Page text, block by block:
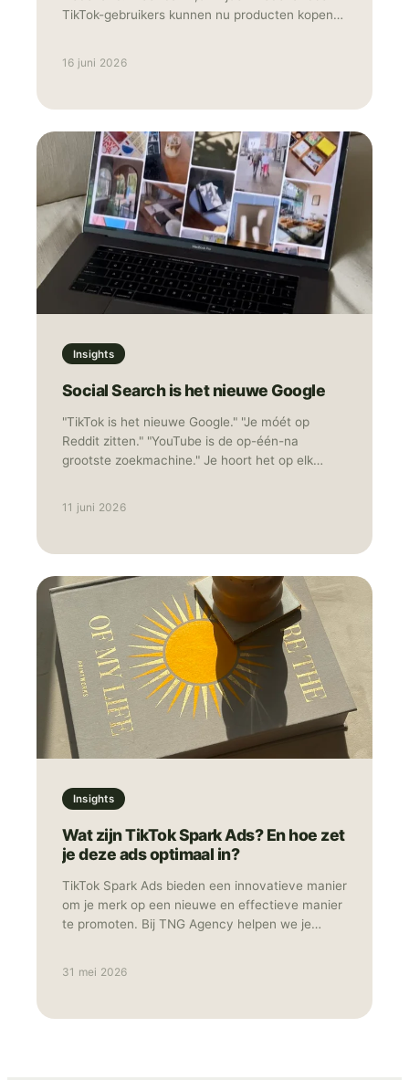
TikTok-gebruikers kunnen nu producten kopen
scherm. Tegelijk met Nederland lanceerde
Daarmee is het platform nu actief in negen
Europese landen. Social commerce, waarbij
winkelen en social media samenkomen in één
omgeving, is daarmee geen toekomstmuziek
meer, maar gewoon realiteit. In deze blog
leggen we uit hoe TikTok Shop werkt, wat de
kansen zijn voor Nederlandse merken en hoe je
als merk of marketeer snel kunt instappen.
16 juni 2026
Insights
Social Search is het nieuwe Google
"TikTok is het nieuwe Google." "Je móét op
Reddit zitten." "YouTube is de op-één-na
grootste zoekmachine." Je hoort het op elk
aanwezig zijn met middelmatige content die
TikTok advertising specialist ziet TNG dat 80%
van de "search everywhere" adviezen
simpelweg niet werken voor e-commerce
merken. Sterker nog: het is vaak de snelste weg
naar een verwaterd budget en een onzichtbaar
11 juni 2026
Insights
Wat zijn TikTok Spark Ads? En hoe zet
je deze ads optimaal in?
TikTok Spark Ads bieden een innovatieve manier
om je merk op een nieuwe en effectieve manier
te promoten. Bij TNG Agency helpen we je
31 mei 2026